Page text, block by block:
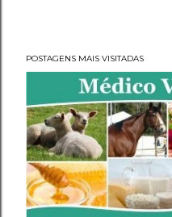
POSTAGENS MAIS VISITADAS